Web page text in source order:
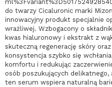
do twarzy Cicaluronic marki
innowacyjny produkt specjalnie
wrażliwej. Wzbogacony o
kwas hialuronowy i ekstrakt z
skuteczną regenerację skóry
konsystencja szybko się
komfortu i redukując
osób poszukujących
ten serum wspiera naturalną